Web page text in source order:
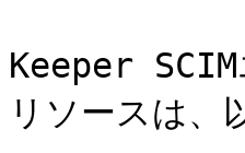
Keeper SCIM
リソースは、